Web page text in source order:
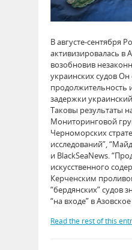
В августе-сентября
активизировалась в
возобновив
украинских судов Он
продолжительность
задержки
Таковы результаты
Мониторинговой
Черноморских
исследований”,
и BlackSeaNews.
искусственного
Керченским
“бердянских” судов
“на входе” в
Read the rest of this